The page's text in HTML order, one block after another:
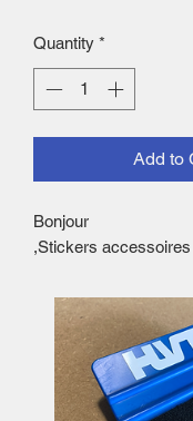
Quantity *
Add to
Bonjour
,Stickers